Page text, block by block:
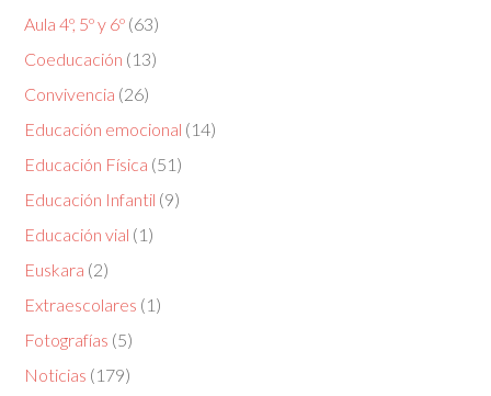
Aula 4º, 5º y 6º (63)
Coeducación (13)
Convivencia (26)
Educación emocional (14)
Educación Física (51)
Educación Infantil (9)
Educación vial (1)
Euskara (2)
Extraescolares (1)
Fotografías (5)
Noticias (179)